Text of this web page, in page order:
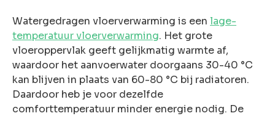
Watergedragen vloerverwarming is een lage-
temperatuur vloerverwarming. Het grote
vloeroppervlak geeft gelijkmatig warmte af,
waardoor het aanvoerwater doorgaans 30-40 °C
kan blijven in plaats van 60-80 °C bij radiatoren.
Daardoor heb je voor dezelfde
comforttemperatuur minder energie nodig. De